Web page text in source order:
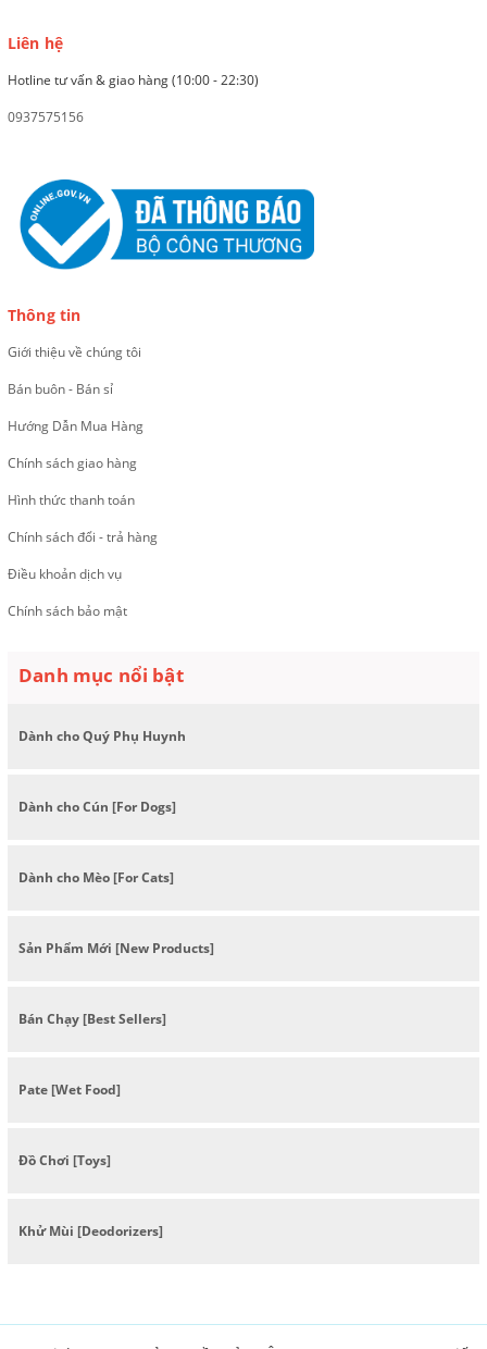
Liên hệ
Hotline tư vấn & giao hàng (10:00 - 22:30)
0937575156
Thông tin
Giới thiệu về chúng tôi
Bán buôn - Bán sỉ
Hướng Dẫn Mua Hàng
Chính sách giao hàng
Hình thức thanh toán
Chính sách đổi - trả hàng
Điều khoản dịch vụ
Chính sách bảo mật
Danh mục nổi bật
Dành cho Quý Phụ Huynh
Dành cho Cún [For Dogs]
Dành cho Mèo [For Cats]
Sản Phẩm Mới [New Products]
Bán Chạy [Best Sellers]
Pate [Wet Food]
Đồ Chơi [Toys]
Khử Mùi [Deodorizers]